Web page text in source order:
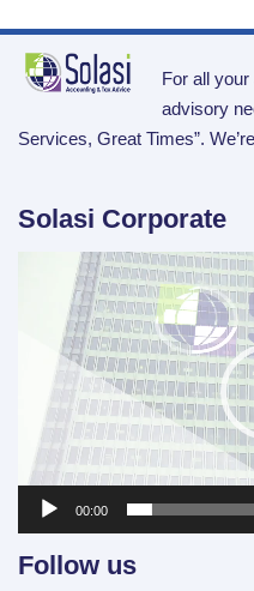
For all
advisory
Services, Great Times”.
Solasi Corporate
Player
00:00
Follow us